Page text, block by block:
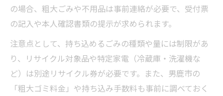
の場合、粗大ごみや不用品は事前連絡が必要で、受付票
の記入や本人確認書類の提示が求められます。
注意点として、持ち込めるごみの種類や量には制限があ
り、リサイクル対象品や特定家電（冷蔵庫・洗濯機な
ど）は別途リサイクル券が必要です。また、男鹿市の
「粗大ゴミ料金」や持ち込み手数料も事前に調べておく